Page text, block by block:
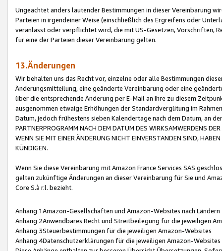
Ungeachtet anders lautender Bestimmungen in dieser Vereinbarung
Parteien in irgendeiner Weise (einschließlich des Ergreifens oder
veranlasst oder verpflichtet wird, die mit US-Gesetzen, Vorschriften,
für eine der Parteien dieser Vereinbarung gelten.
13.Änderungen
Wir behalten uns das Recht vor, einzelne oder alle Bestimmungen
Änderungsmitteilung, eine geänderte Vereinbarung oder eine
über die entsprechende Änderung per E-Mail an Ihre zu diesem
ausgenommen etwaige Erhöhungen der Standardvergütung im
Datum, jedoch frühestens sieben Kalendertage nach dem Datum, an
PARTNERPROGRAMM NACH DEM DATUM DES WIRKSAMWERDENS
WENN SIE MIT EINER ÄNDERUNG NICHT EINVERSTANDEN SIND,
KÜNDIGEN.
Wenn Sie diese Vereinbarung mit Amazon France Services SAS
gelten zukünftige Änderungen an dieser Vereinbarung für Sie und
Core S.à r.l. bezieht.
Anhang 1Amazon-Gesellschaften und Amazon-Websites nach Ländern
Anhang 2Anwendbares Recht und Streitbeilegung für die jeweiligen
Anhang 3Steuerbestimmungen für die jeweiligen Amazon-Websites
Anhang 4Datenschutzerklärungen für die jeweiligen Amazon-Websites